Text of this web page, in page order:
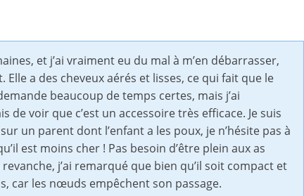
et j’ai vraiment eu du mal à m’en débarrasser,
a des cheveux aérés et lisses, ce qui fait que le
beaucoup de temps certes, mais j’ai
voir que c’est un accessoire très efficace. Je suis
un parent dont l’enfant a les poux, je n’hésite pas à
est moins cher ! Pas besoin d’être plein aux as
j’ai remarqué que bien qu’il soit compact et
car les nœuds empêchent son passage.